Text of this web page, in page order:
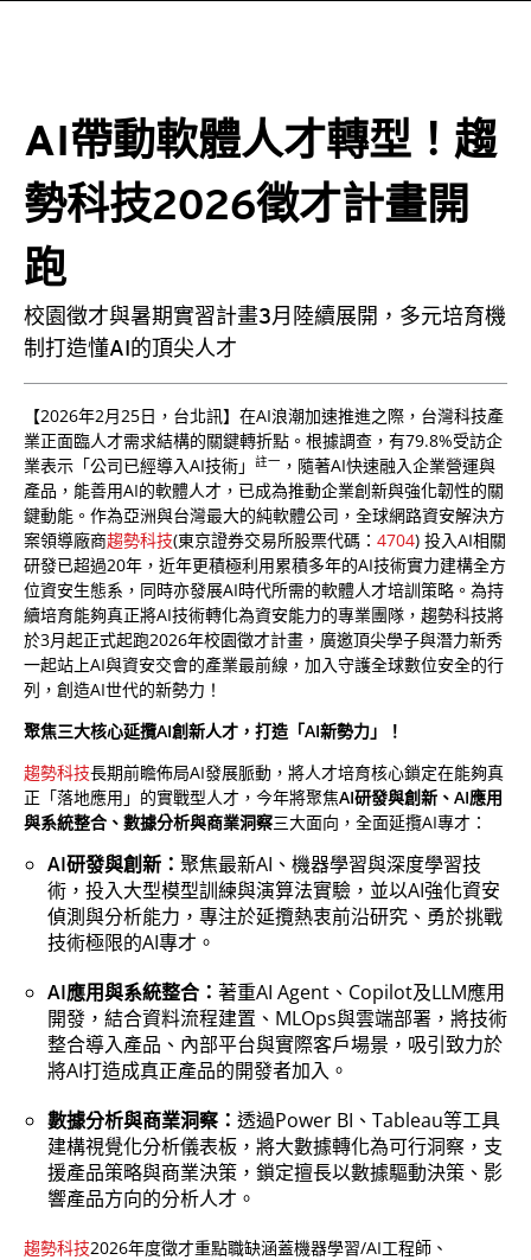
AI帶動軟體人才轉型！趨
勢科技2026徵才計畫開
跑
校園徵才與暑期實習計畫3月陸續展開，多元培育機
制打造懂AI的頂尖人才
【2026年2月25日，台北訊】在AI浪潮加速推進之際，台灣科技產
業正面臨人才需求結構的關鍵轉折點。根據調查，有79.8%受訪企
業表示「公司已經導入AI技術」
註一 ，隨著AI快速融入企業營運與
產品，能善用AI的軟體人才，已成為推動企業創新與強化韌性的關
鍵動能。作為亞洲與台灣最大的純軟體公司，全球網路資安解決方
案領導廠商趨勢科技(東京證券交易所股票代碼： 4704) 投入AI相關
研發已超過20年，近年更積極利用累積多年的AI技術實力建構全方
位資安生態系，同時亦發展AI時代所需的軟體人才培訓策略。為持
續培育能夠真正將AI技術轉化為資安能力的專業團隊，趨勢科技將
於3月起正式起跑2026年校園徵才計畫，廣邀頂尖學子與潛力新秀
一起站上AI與資安交會的產業最前線，加入守護全球數位安全的行
列，創造AI世代的新勢力！
聚焦三大核心延攬AI創新人才，打造「AI新勢力」！
趨勢科技長期前瞻佈局AI發展脈動，將人才培育核心鎖定在能夠真
正「落地應用」的實戰型人才，今年將聚焦AI研發與創新、AI應用
與系統整合、數據分析與商業洞察三大面向，全面延攬AI專才：
AI研發與創新： 聚焦最新AI、機器學習與深度學習技
術，投入大型模型訓練與演算法實驗，並以AI強化資安
偵測與分析能力，專注於延攬熱衷前沿研究、勇於挑戰
技術極限的AI專才。
AI應用與系統整合： 著重AI Agent、Copilot及LLM應用
開發，結合資料流程建置、MLOps與雲端部署，將技術
整合導入產品、內部平台與實際客戶場景，吸引致力於
將AI打造成真正產品的開發者加入。
數據分析與商業洞察： 透過Power BI、Tableau等工具
建構視覺化分析儀表板，將大數據轉化為可行洞察，支
援產品策略與商業決策，鎖定擅長以數據驅動決策、影
響產品方向的分析人才。
趨勢科技2026年度徵才重點職缺涵蓋機器學習/AI工程師、